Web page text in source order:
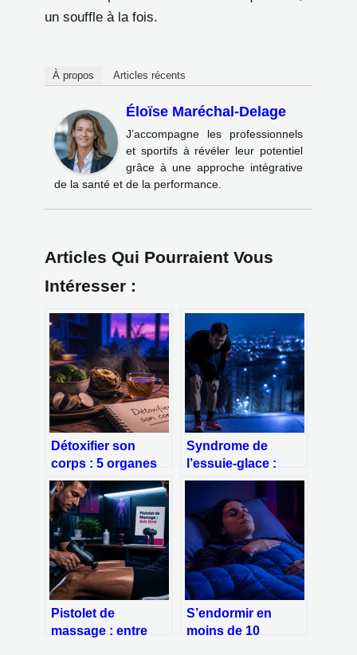
un souffle à la fois.
À propos Articles récents
Éloïse Maréchal-Delage
J’accompagne les professionnels
et sportifs à révéler leur potentiel
grâce à une approche intégrative
de la santé et de la performance.
Articles Qui Pourraient Vous
Intéresser :
Détoxifier son
corps : 5 organes
émonctoires et 7
jours pour
restaurer votre
vitalité
Syndrome de
l’essuie-glace :
comment stopper
la douleur et
reprendre la course
sans risque
Pistolet de
massage : entre
S’endormir en
moins de 10